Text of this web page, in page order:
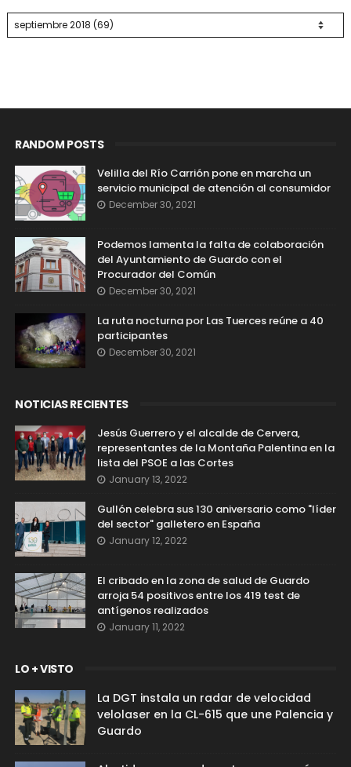
RANDOM POSTS
Velilla del Río Carrión pone en marcha un
servicio municipal de atención al consumidor
December 30, 2021
Podemos lamenta la falta de colaboración
del Ayuntamiento de Guardo con el
Procurador del Común
December 30, 2021
La ruta nocturna por Las Tuerces reúne a 40
participantes
December 30, 2021
NOTICIAS RECIENTES
Jesús Guerrero y el alcalde de Cervera,
representantes de la Montaña Palentina en la
lista del PSOE a las Cortes
January 13, 2022
Gullón celebra sus 130 aniversario como "líder
del sector" galletero en España
January 12, 2022
El cribado en la zona de salud de Guardo
arroja 54 positivos entre los 419 test de
antígenos realizados
January 11, 2022
LO + VISTO
La DGT instala un radar de velocidad
velolaser en la CL-615 que une Palencia y
Guardo